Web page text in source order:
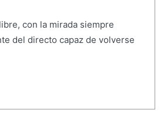
con la mirada siempre
del directo capaz de volverse